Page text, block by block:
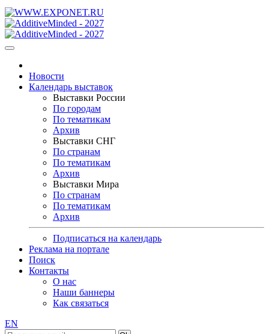
Новости
Календарь выставок
Выставки России
По городам
По тематикам
Архив
Выставки СНГ
По странам
По тематикам
Архив
Выставки Мира
По странам
По тематикам
Архив
Подписаться на календарь
Реклама на портале
Поиск
Контакты
О нас
Наши баннеры
Как связаться
EN